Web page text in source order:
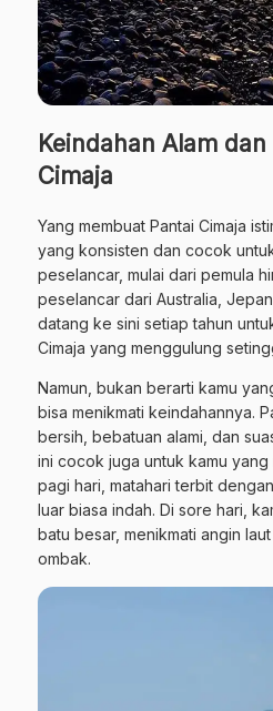
Keindahan Alam
Cimaja
Yang membuat Pantai Cimaja
yang konsisten dan cocok
peselancar, mulai dari pemula
peselancar dari Australia,
datang ke sini setiap tahun
Cimaja yang menggulung
Namun, bukan berarti kamu
bisa menikmati keindahannya.
bersih, bebatuan alami, dan
ini cocok juga untuk kamu
pagi hari, matahari terbit
luar biasa indah. Di sore hari,
batu besar, menikmati angin
ombak.